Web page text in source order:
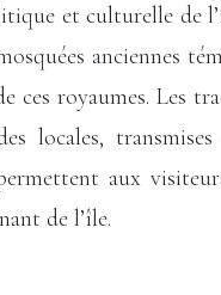
et culturelle de
anciennes
ces royaumes. Les
locales,
aux
de l’île.